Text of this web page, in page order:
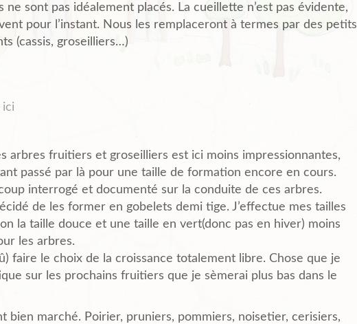
ne sont pas idéalement placés. La cueillette n’est pas évidente,
pour l’instant. Nous les remplaceront à termes par des petits
(cassis, groseilliers…)
ici
arbres fruitiers et groseilliers est ici moins impressionnantes,
passé par là pour une taille de formation encore en cours.
interrogé et documenté sur la conduite de ces arbres.
de les former en gobelets demi tige. J’effectue mes tailles
la taille douce et une taille en vert(donc pas en hiver) moins
les arbres.
faire le choix de la croissance totalement libre. Chose que je
sur les prochains fruitiers que je sèmerai plus bas dans le
bien marché. Poirier, pruniers, pommiers, noisetier, cerisiers,